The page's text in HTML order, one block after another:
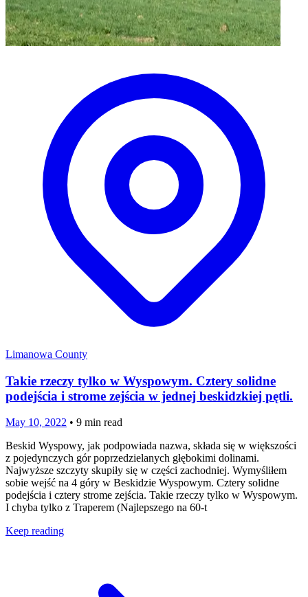
Limanowa County
Takie rzeczy tylko w Wyspowym. Cztery solidne
podejścia i strome zejścia w jednej beskidzkiej pętli.
May 10, 2022 • 9 min read
Beskid Wyspowy, jak podpowiada nazwa, składa się w większości
z pojedynczych gór poprzedzielanych głębokimi dolinami.
Najwyższe szczyty skupiły się w części zachodniej. Wymyśliłem
sobie wejść na 4 góry w Beskidzie Wyspowym. Cztery solidne
podejścia i cztery strome zejścia. Takie rzeczy tylko w Wyspowym.
I chyba tylko z Traperem (Najlepszego na 60-t
Keep reading